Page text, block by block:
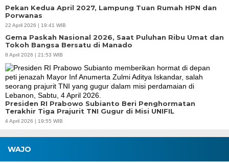
Pekan Kedua April 2027, Lampung Tuan Rumah HPN dan
Porwanas
22 April 2026 | 19:41 WIB
Gema Paskah Nasional 2026, Saat Puluhan Ribu Umat dan
Tokoh Bangsa Bersatu di Manado
8 April 2026 | 21:53 WIB
Presiden RI Prabowo Subianto Beri Penghormatan
Terakhir Tiga Prajurit TNI Gugur di Misi UNIFIL
4 April 2026 | 19:55 WIB
WAJO